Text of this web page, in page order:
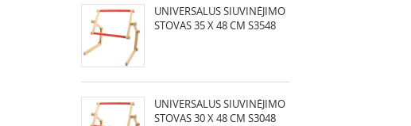
UNIVERSALUS SIUVINĖJIMO
STOVAS 35 X 48 CM S3548
UNIVERSALUS SIUVINĖJIMO
STOVAS 30 X 48 CM S3048